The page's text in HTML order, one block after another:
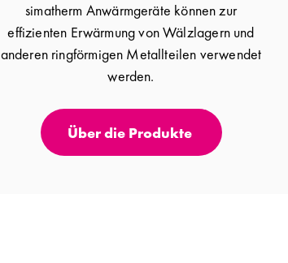
simatherm Anwärmgeräte können zur
effizienten Erwärmung von Wälzlagern und
anderen ringförmigen Metallteilen verwendet
werden.
Über die Produkte